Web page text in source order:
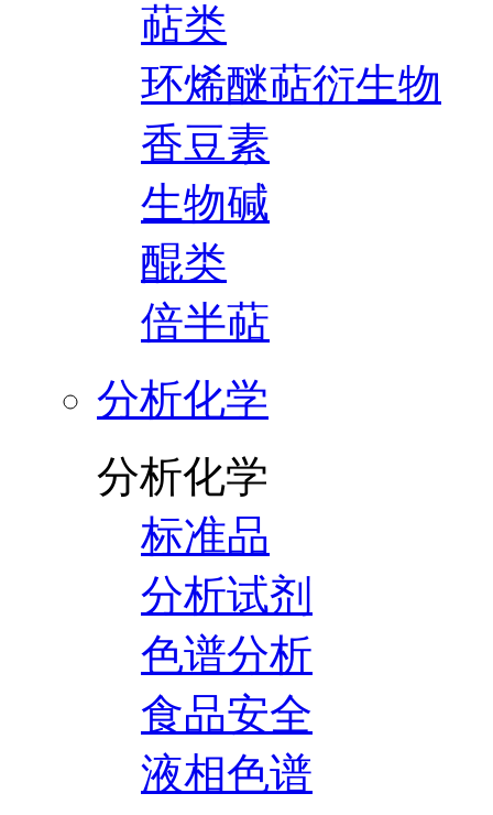
萜类
环烯醚萜衍生物
香豆素
生物碱
醌类
倍半萜
分析化学
分析化学
标准品
分析试剂
色谱分析
食品安全
液相色谱